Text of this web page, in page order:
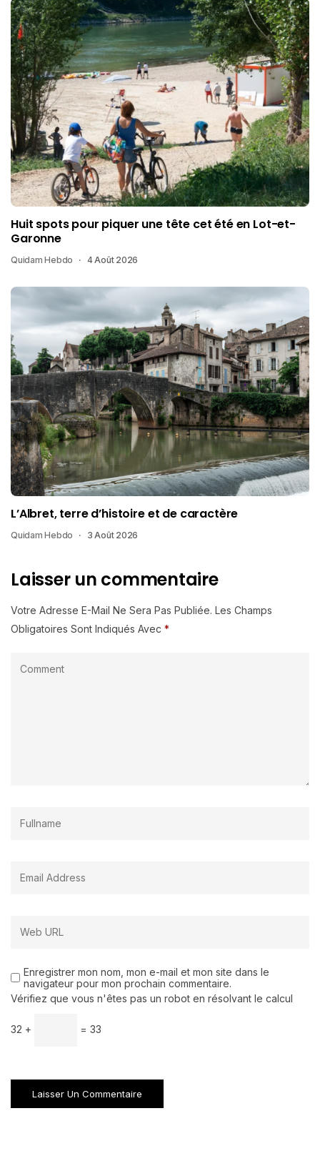
Huit spots pour piquer une tête cet été en Lot-et-
Garonne
Quidam Hebdo 4 Août 2026
L’Albret, terre d’histoire et de caractère
Quidam Hebdo 3 Août 2026
Laisser un commentaire
Votre Adresse E-Mail Ne Sera Pas Publiée. Les Champs
Obligatoires Sont Indiqués Avec *
Enregistrer mon nom, mon e-mail et mon site dans le
navigateur pour mon prochain commentaire.
Vérifiez que vous n'êtes pas un robot en résolvant le calcul
32 + = 33